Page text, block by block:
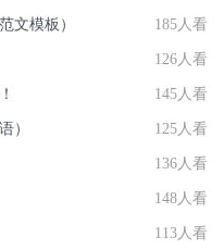
文模板） 185人看
126人看
145人看
） 125人看
136人看
148人看
113人看